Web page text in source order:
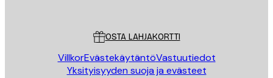
OSTA LAHJAKORTTI
VillkorEvästekäytäntöVastuutiedot
Yksityisyyden suoja ja evästeet